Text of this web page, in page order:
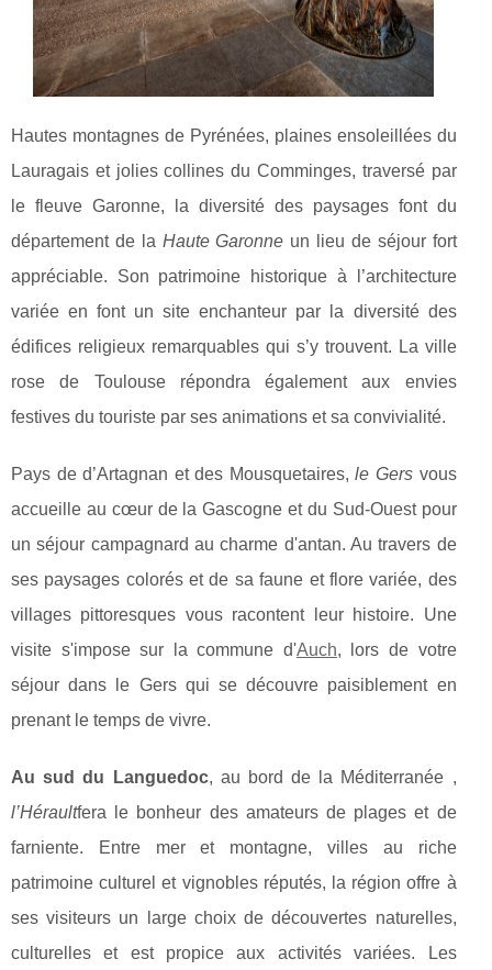
Hautes montagnes de Pyrénées, plaines ensoleillées du
Lauragais et jolies collines du Comminges, traversé par
le fleuve Garonne, la diversité des paysages font du
département de la Haute Garonne un lieu de séjour fort
appréciable. Son patrimoine historique à l’architecture
variée en font un site enchanteur par la diversité des
édifices religieux remarquables qui s’y trouvent. La ville
rose de Toulouse répondra également aux envies
festives du touriste par ses animations et sa convivialité.
Pays de d’Artagnan et des Mousquetaires,le Gers vous
accueille au cœur de la Gascogne et du Sud-Ouest pour
un séjour campagnard au charme d'antan. Au travers de
ses paysages colorés et de sa faune et flore variée, des
villages pittoresques vous racontent leur histoire. Une
visite s'impose sur la commune d'Auch, lors de votre
séjour dans le Gers qui se découvre paisiblement en
prenant le temps de vivre.
Au sud du Languedoc, au bord de la Méditerranée ,
l’Héraultfera le bonheur des amateurs de plages et de
farniente. Entre mer et montagne, villes au riche
patrimoine culturel et vignobles réputés, la région offre à
ses visiteurs un large choix de découvertes naturelles,
culturelles et est propice aux activités variées. Les